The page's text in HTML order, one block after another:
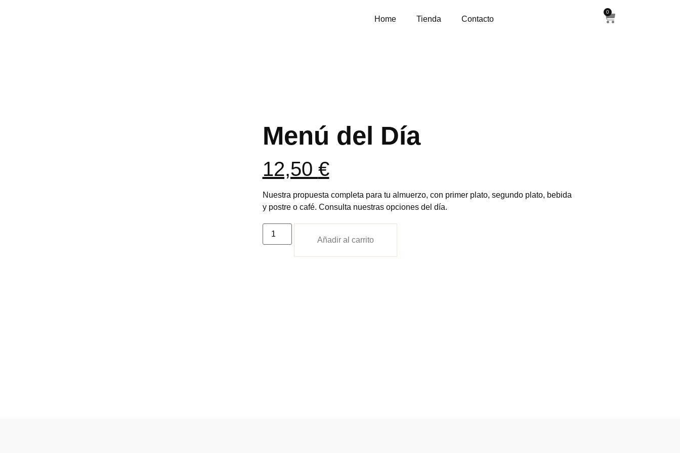
Home Tienda Contacto
0
Menú del Día
12,50 €
Nuestra propuesta completa para tu almuerzo, con primer plato, segundo plato, bebida
y postre o café. Consulta nuestras opciones del día.
Añadir al carrito